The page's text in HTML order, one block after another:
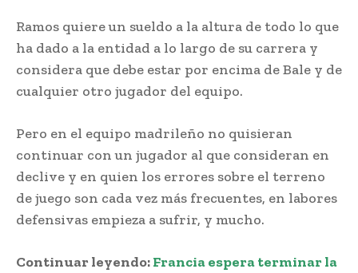
Ramos quiere un sueldo a la altura de todo lo que
ha dado a la entidad a lo largo de su carrera y
considera que debe estar por encima de Bale y de
cualquier otro jugador del equipo.
Pero en el equipo madrileño no quisieran
continuar con un jugador al que consideran en
declive y en quien los errores sobre el terreno
de juego son cada vez más frecuentes, en labores
defensivas empieza a sufrir, y mucho.
Continuar leyendo:Francia espera terminar la